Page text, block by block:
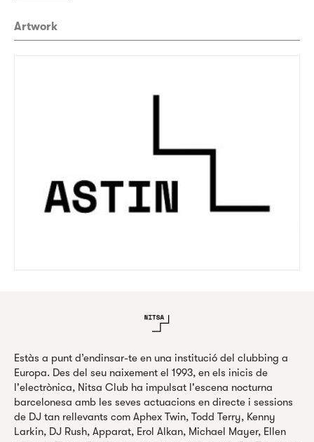
Artwork
Estàs a punt d’endinsar-te en una institució del clubbing a
Europa. Des del seu naixement el 1993, en els inicis de
l'electrònica, Nitsa Club ha impulsat l'escena nocturna
barcelonesa amb les seves actuacions en directe i sessions
de DJ tan rellevants com Aphex Twin, Todd Terry, Kenny
Larkin, DJ Rush, Apparat, Erol Alkan, Michael Mayer, Ellen